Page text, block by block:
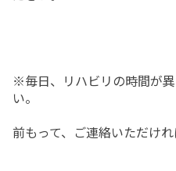
※毎日、リハビリの時間が
い。
前もって、ご連絡いただけ